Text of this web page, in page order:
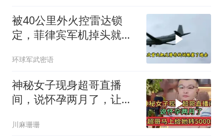
被40公里外火控雷达锁
定，菲律宾军机掉头就
场
环球军武密语
神秘女子现身超哥直播
间，说怀孕两月了，让超
川麻珊珊